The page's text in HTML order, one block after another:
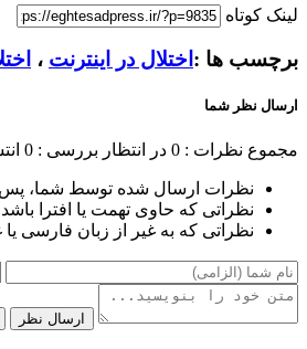
لینک کوتاه
برچسب ها : اختلال در اینترنت ،
ارسال نظر شما
مجموع نظرات : 0 در انتظار بررسی : 0
نظرات ارسال شده توسط شما، پس
نظراتی که حاوی تهمت یا افترا
نظراتی که به غیر از زبان فارسی
ارسال نظر